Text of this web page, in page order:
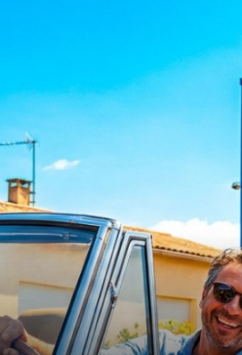
Réinitialiser la
et fun Écologie et